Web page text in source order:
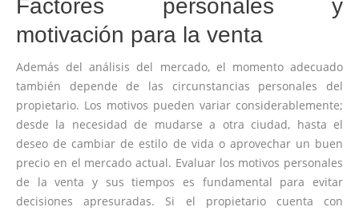
Factores personales y
motivación para la venta
Además del análisis del mercado, el momento adecuado
también depende de las circunstancias personales del
propietario. Los motivos pueden variar considerablemente;
desde la necesidad de mudarse a otra ciudad, hasta el
deseo de cambiar de estilo de vida o aprovechar un buen
precio en el mercado actual. Evaluar los motivos personales
de la venta y sus tiempos es fundamental para evitar
decisiones apresuradas. Si el propietario cuenta con